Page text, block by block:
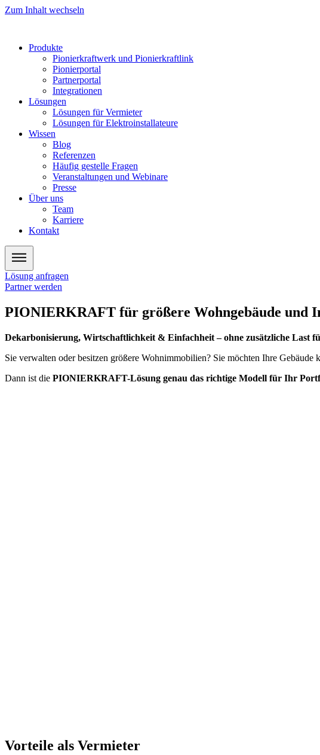
Zum Inhalt wechseln
Produkte
Pionierkraftwerk und Pionierkraftlink
Pionierportal
Partnerportal
Integrationen
Lösungen
Lösungen für Vermieter
Lösungen für Elektroinstallateure
Wissen
Blog
Referenzen
Häufig gestelle Fragen
Veranstaltungen und Webinare
Presse
Über uns
Team
Karriere
Kontakt
Lösung anfragen
Partner werden
PIONIERKRAFT für größere Wohngebäude und
Dekarbonisierung, Wirtschaftlichkeit & Einfachheit – ohne zusätzliche Last
Sie verwalten oder besitzen größere Wohnimmobilien? Sie möchten Ihre Gebäude
Dann ist die PIONIERKRAFT-Lösung genau das richtige Modell für Ihr
Vorteile als Vermieter